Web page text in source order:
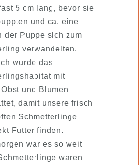
5 cm lang, bevor sie
und ca. eine
der Puppe sich zum
verwandelten.
wurde das
mit
und Blumen
damit unsere frisch
Schmetterlinge
Futter finden.
war es so weit
waren